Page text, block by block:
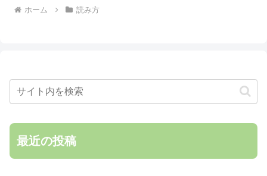
ホーム 読み方
最近の投稿